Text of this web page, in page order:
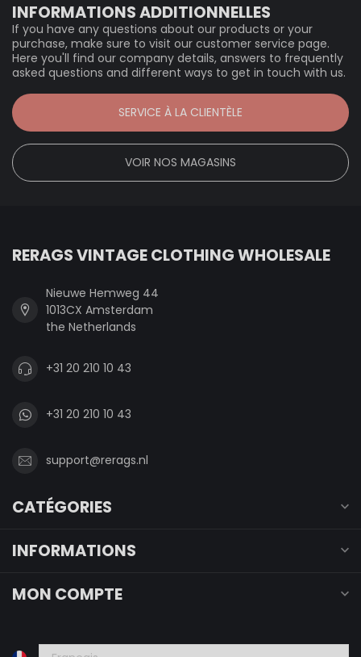
INFORMATIONS ADDITIONNELLES
If you have any questions about our products or your
purchase, make sure to visit our customer service page.
Here you'll find our company details, answers to frequently
asked questions and different ways to get in touch with us.
SERVICE À LA CLIENTÈLE
VOIR NOS MAGASINS
RERAGS VINTAGE CLOTHING WHOLESALE
Nieuwe Hemweg 44
1013CX Amsterdam
the Netherlands
+31 20 210 10 43
+31 20 210 10 43
support@rerags.nl
CATÉGORIES
INFORMATIONS
MON COMPTE